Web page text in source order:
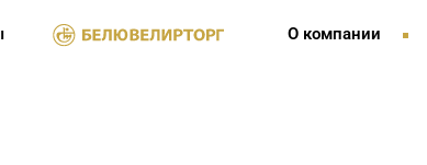
О компании